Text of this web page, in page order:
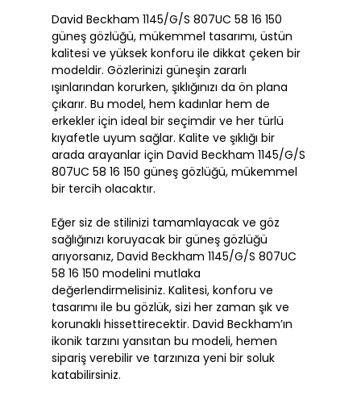
David Beckham 1145/G/S 807UC 58 16 150
güneş gözlüğü, mükemmel tasarımı, üstün
kalitesi ve yüksek konforu ile dikkat çeken bir
modeldir. Gözlerinizi güneşin zararlı
ışınlarından korurken, şıklığınızı da ön plana
çıkarır. Bu model, hem kadınlar hem de
erkekler için ideal bir seçimdir ve her türlü
kıyafetle uyum sağlar. Kalite ve şıklığı bir
arada arayanlar için David Beckham 1145/G/S
807UC 58 16 150 güneş gözlüğü, mükemmel
bir tercih olacaktır.
Eğer siz de stilinizi tamamlayacak ve göz
sağlığınızı koruyacak bir güneş gözlüğü
arıyorsanız, David Beckham 1145/G/S 807UC
58 16 150 modelini mutlaka
değerlendirmelisiniz. Kalitesi, konforu ve
tasarımı ile bu gözlük, sizi her zaman şık ve
korunaklı hissettirecektir. David Beckham’ın
ikonik tarzını yansıtan bu modeli, hemen
sipariş verebilir ve tarzınıza yeni bir soluk
katabilirsiniz.